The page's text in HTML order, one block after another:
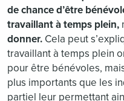
de chance d’être
travaillant à temps plein,
donner. Cela peut
travaillant à temps plein
pour être bénévoles,
plus importants que les
partiel leur permettant